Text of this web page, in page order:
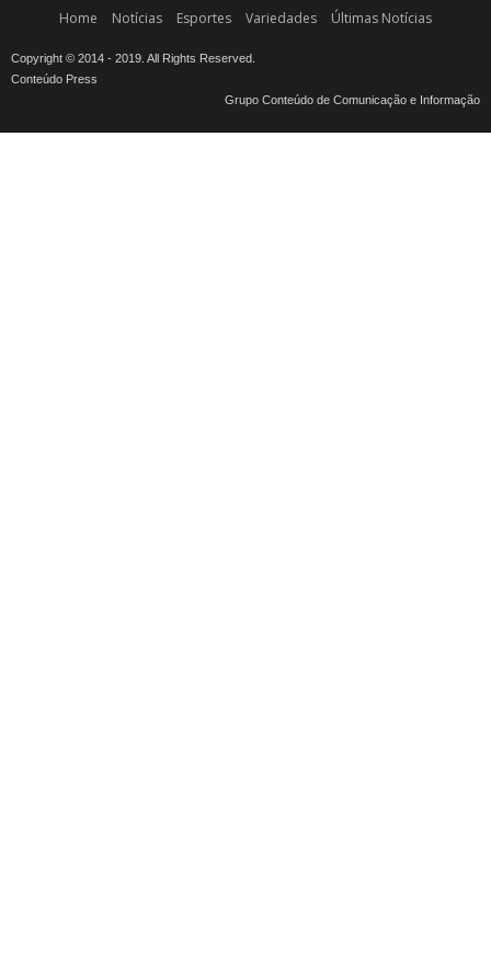
Home Notícias Esportes Variedades Últimas Notícias
Copyright © 2014 - 2019. All Rights Reserved.
Conteúdo Press
Grupo Conteúdo de Comunicação e Informação